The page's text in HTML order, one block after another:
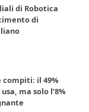
di Robotica
di
il 49%
ma solo l’8%